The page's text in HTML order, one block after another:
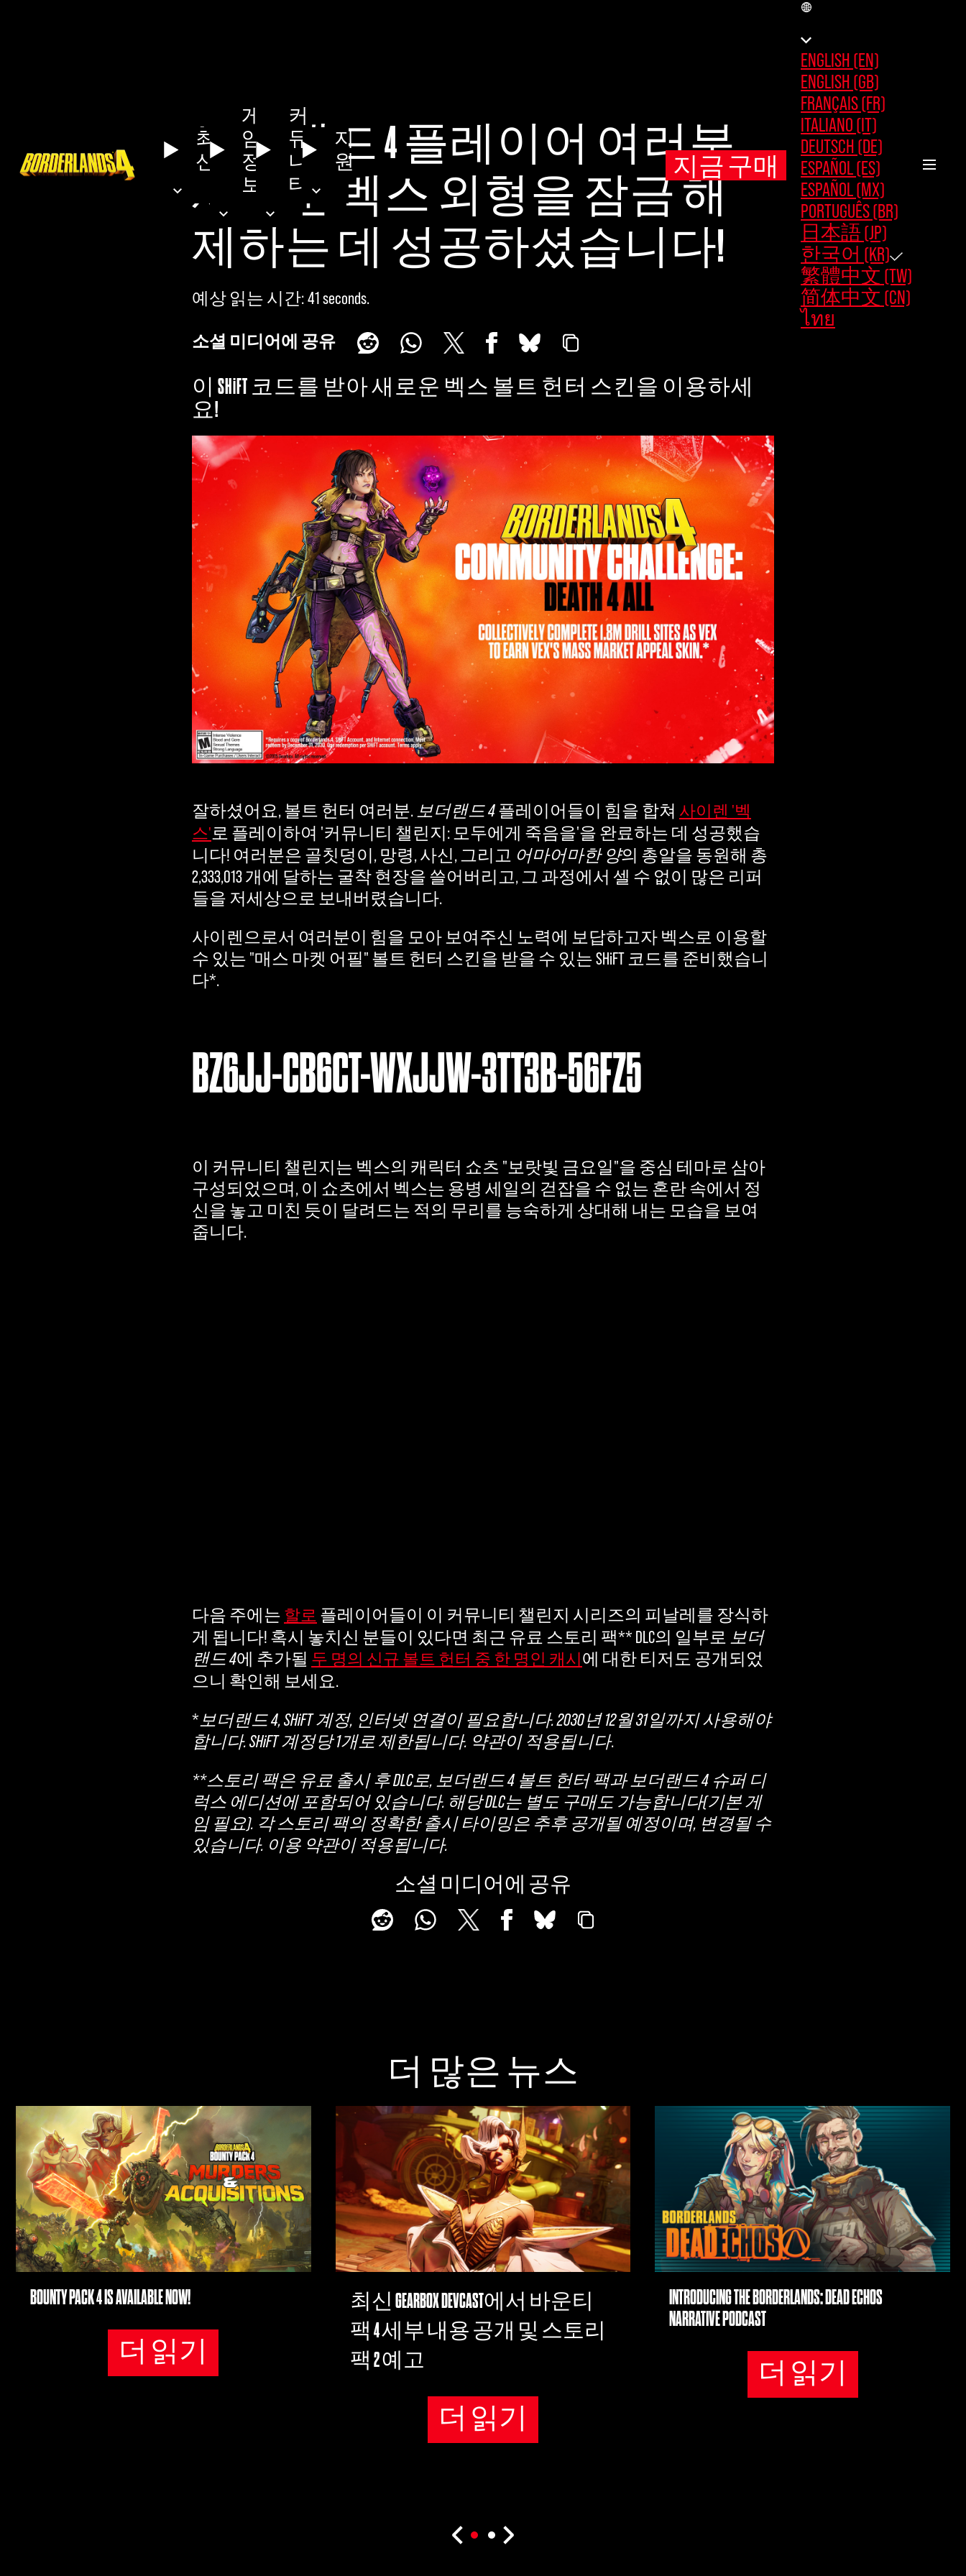
최
신
게
임
정
보
커
뮤
니
티
지
원
지금 구매
ENGLISH (EN)
ENGLISH (GB)
FRANÇAIS (FR)
ITALIANO (IT)
DEUTSCH (DE)
ESPAÑOL (ES)
ESPAÑOL (MX)
PORTUGUÊS (BR)
日本語 (JP)
한국어 (KR)
繁體中文 (TW)
简体中文 (CN)
ไทย
보더랜드 4 플레이어 여러분,
새로운 벡스 외형을 잠금 해
제하는 데 성공하셨습니다!
예상 읽는 시간 41 seconds
소셜 미디어에 공유
이 SHiFT 코드를 받아 새로운 벡스 볼트 헌터 스킨을 이용하세
요!
잘하셨어요, 볼트 헌터 여러분. 보더랜드 4플레이어들이 힘을 합쳐 사이렌 '벡
스' 로 플레이하여 '커뮤니티 챌린지: 모두에게 죽음을'을 완료하는 데 성공했습
니다! 여러분은 골칫덩이, 망령, 사신, 그리고 어마어마한 양의 총알을 동원해 총
2,333,013 개에 달하는 굴착 현장을 쓸어버리고, 그 과정에서 셀 수 없이 많은 리퍼
들을 저세상으로 보내버렸습니다.
사이렌으로서 여러분이 힘을 모아 보여주신 노력에 보답하고자 벡스로 이용할
수 있는 "매스 마켓 어필" 볼트 헌터 스킨을 받을 수 있는 SHiFT 코드를 준비했습니
다*.
BZ6JJ-CB6CT-WXJJW-3TT3B-56FZ5
이 커뮤니티 챌린지는 벡스의 캐릭터 쇼츠 "보랏빛 금요일"을 중심 테마로 삼아
구성되었으며, 이 쇼츠에서 벡스는 용병 세일의 걷잡을 수 없는 혼란 속에서 정
신을 놓고 미친 듯이 달려드는 적의 무리를 능숙하게 상대해 내는 모습을 보여
줍니다.
A
c
c
e
p
t
&
P
하
면
YouT
ube
의
개
인
정
다음 주에는 할로 플레이어들이 이 커뮤니티 챌린지 시리즈의 피날레를 장식하
게 됩니다! 혹시 놓치신 분들이 있다면 최근 유료 스토리 팩** DLC의 일부로 보더
랜드 4에 추가될 두 명의 신규 볼트 헌터 중 한 명인 캐시 에 대한 티저도 공개되었
으니 확인해 보세요.
* 보더랜드 4, SHiFT 계정, 인터넷 연결이 필요합니다. 2030년 12월 31일까지 사용해야
합니다. SHiFT 계정당 1개로 제한됩니다. 약관이 적용됩니다.
**스토리 팩은 유료 출시 후 DLC로, 보더랜드 4 볼트 헌터 팩과 보더랜드 4 슈퍼 디
럭스 에디션에 포함되어 있습니다. 해당 DLC는 별도 구매도 가능합니다(기본 게
임 필요). 각 스토리 팩의 정확한 출시 타이밍은 추후 공개될 예정이며, 변경될 수
있습니다. 이용 약관이 적용됩니다.
소셜 미디어에 공유
더 많은 뉴스
BOUNTY PACK 4 IS AVAILABLE NOW!
더 읽기
최신 GEARBOX DEVCAST에서 바운티
팩 4 세부 내용 공개 및 스토리
팩 2 예고
더 읽기
INTRODUCING THE BORDERLANDS: DEAD ECHOS
NARRATIVE PODCAST
더 읽기